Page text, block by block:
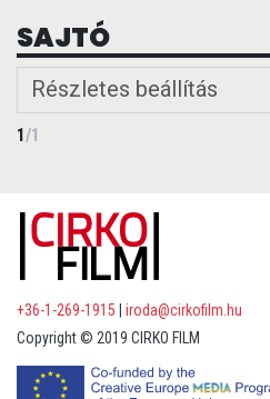
SAJTÓ
Részletes beállítás
1/1
+36-1-269-1915
iroda@cirkofilm.hu
Copyright © 2019 CIRKO FILM